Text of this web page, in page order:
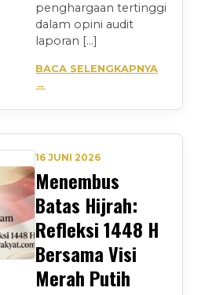
penghargaan tertinggi
dalam opini audit
laporan […]
BACA SELENGKAPNYA
→
16 JUNI 2026
Menembus
Batas Hijrah:
Refleksi 1448 H
Bersama Visi
Merah Putih